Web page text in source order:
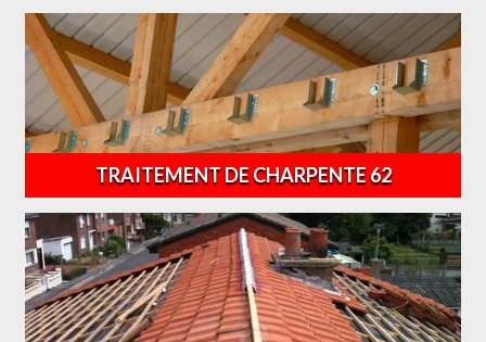
TRAITEMENT DE CHARPENTE 62